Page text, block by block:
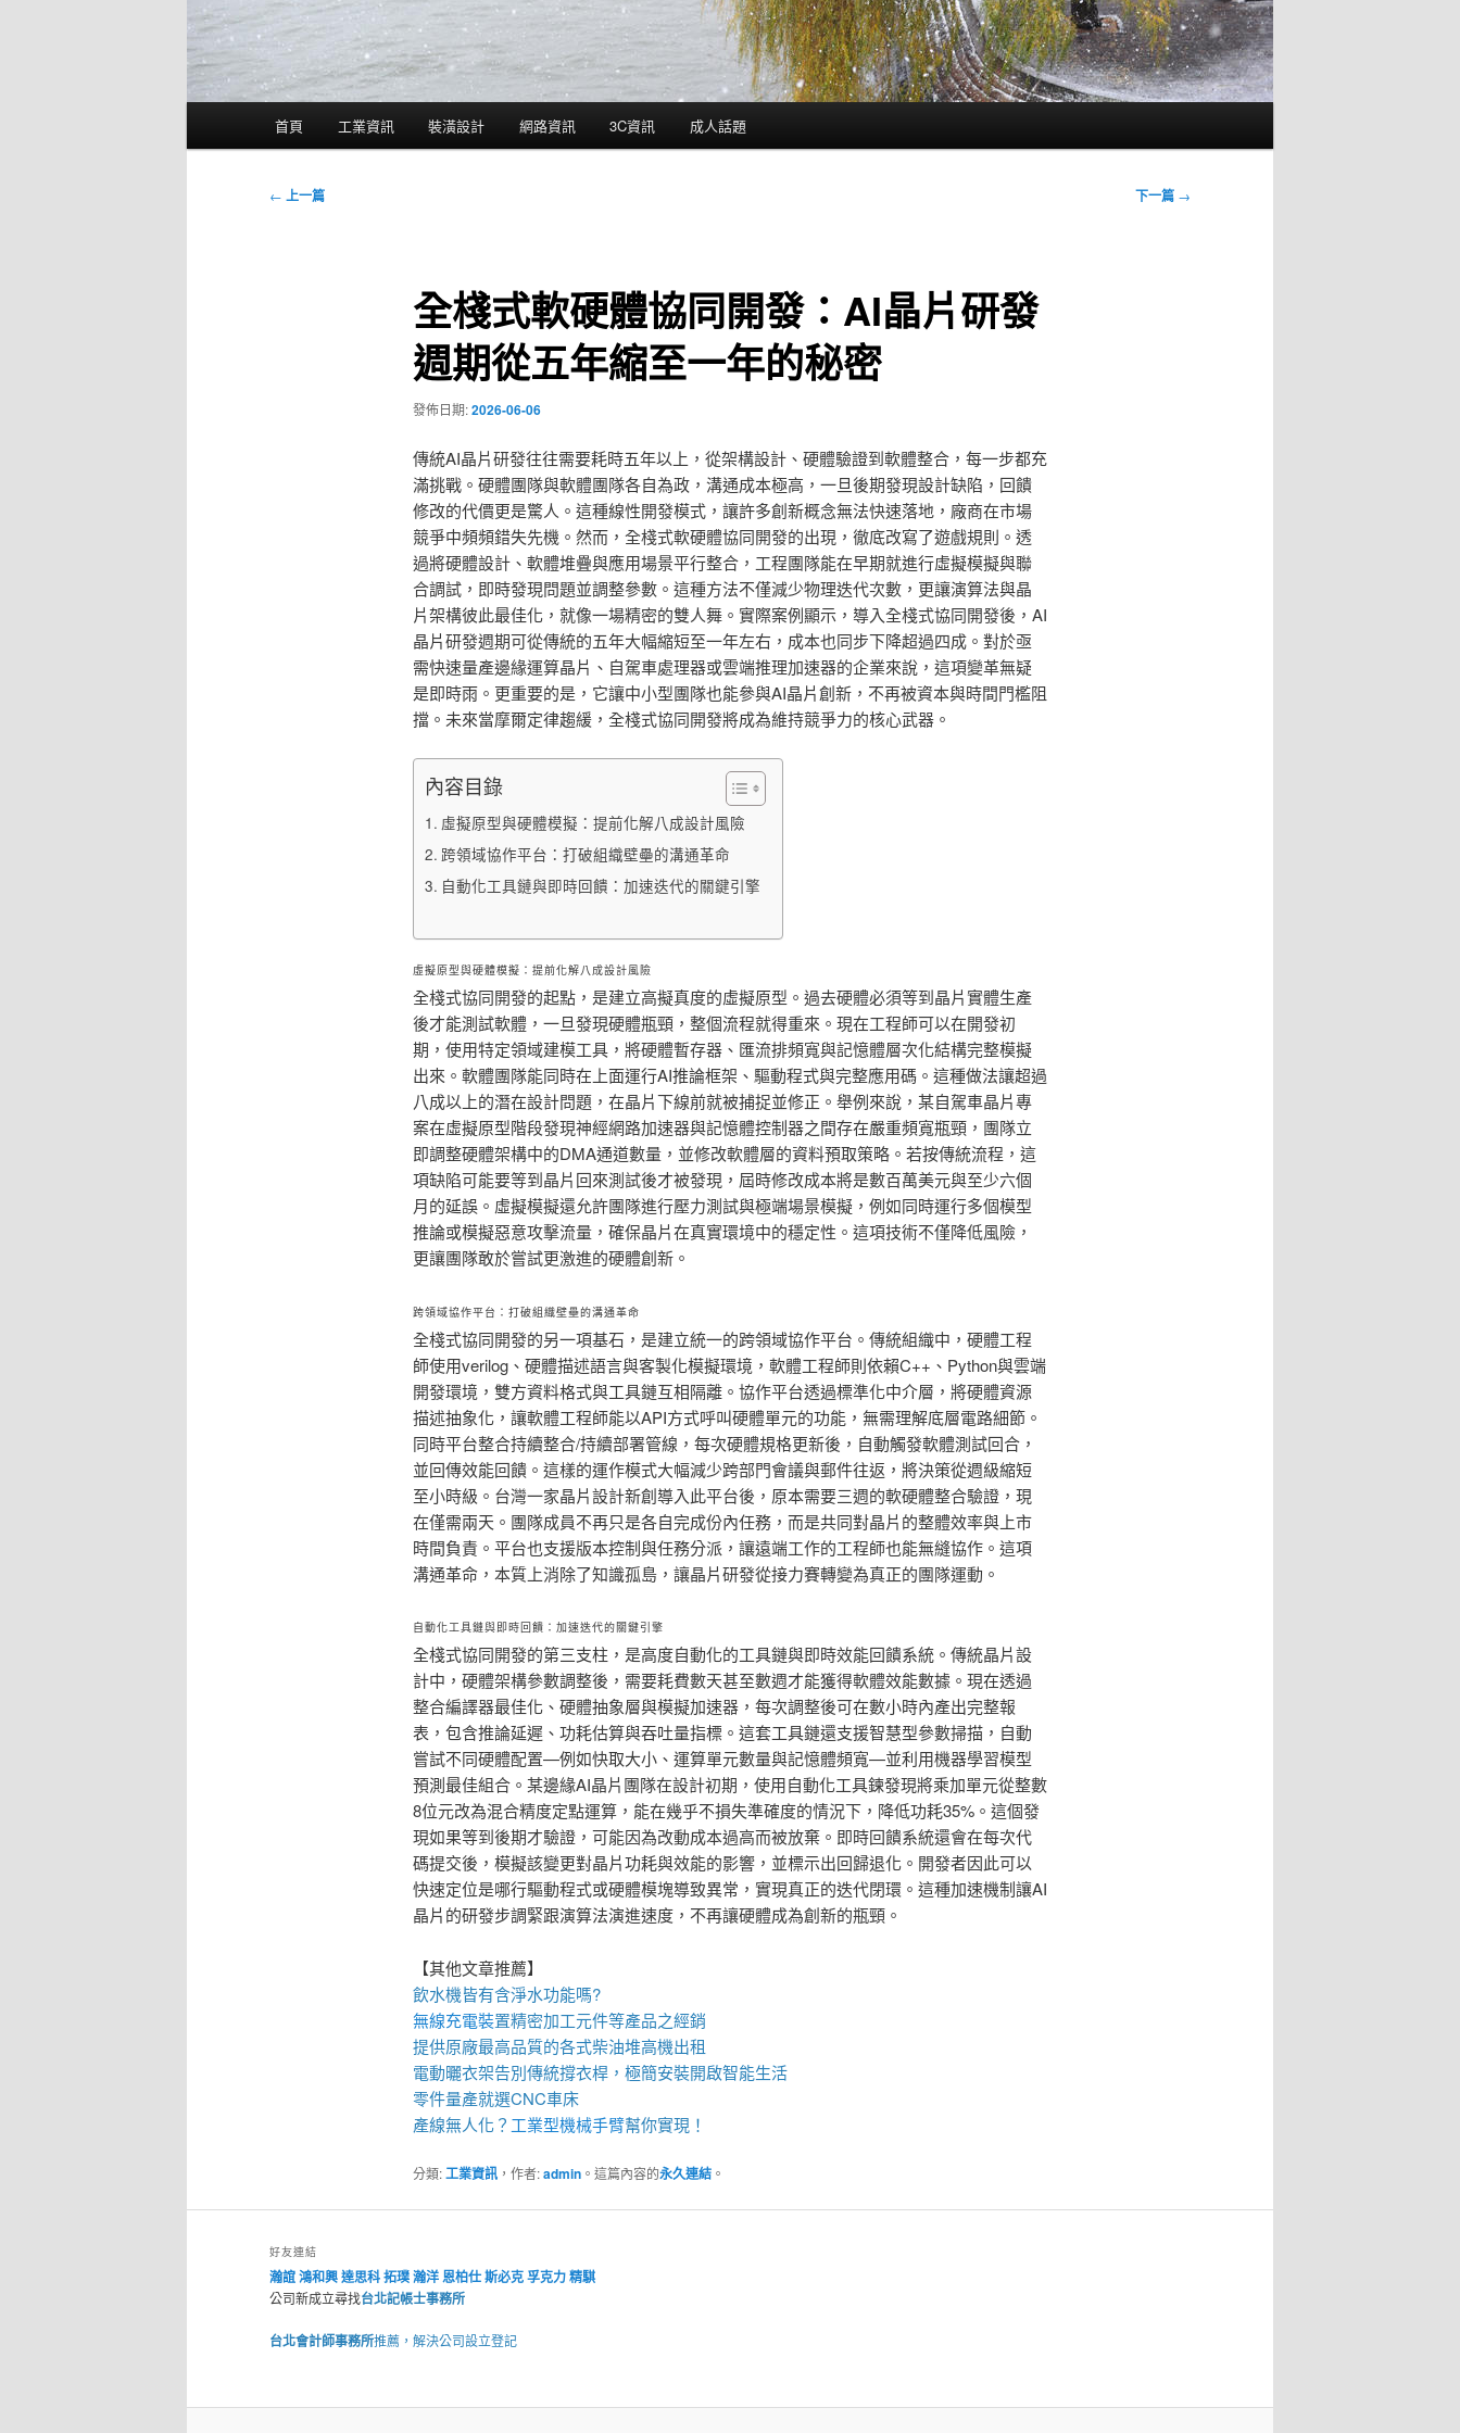
首頁 工業資訊 裝潢設計 網路資訊 3C資訊 成人話題
文
← 上一篇 下一篇 →
全棧式軟硬體協同開發：AI晶片研發
週期從五年縮至一年的秘密
發佈日期:2026-06-06
傳統AI晶片研發往往需要耗時五年以上，從架構設計、硬體驗證到軟體整合，每一步都充
滿挑戰。硬體團隊與軟體團隊各自為政，溝通成本極高，一旦後期發現設計缺陷，回饋
修改的代價更是驚人。這種線性開發模式，讓許多創新概念無法快速落地，廠商在市場
競爭中頻頻錯失先機。然而，全棧式軟硬體協同開發的出現，徹底改寫了遊戲規則。透
過將硬體設計、軟體堆疊與應用場景平行整合，工程團隊能在早期就進行虛擬模擬與聯
合調試，即時發現問題並調整參數。這種方法不僅減少物理迭代次數，更讓演算法與晶
片架構彼此最佳化，就像一場精密的雙人舞。實際案例顯示，導入全棧式協同開發後，AI
晶片研發週期可從傳統的五年大幅縮短至一年左右，成本也同步下降超過四成。對於亟
需快速量產邊緣運算晶片、自駕車處理器或雲端推理加速器的企業來說，這項變革無疑
是即時雨。更重要的是，它讓中小型團隊也能參與AI晶片創新，不再被資本與時間門檻阻
擋。未來當摩爾定律趨緩，全棧式協同開發將成為維持競爭力的核心武器。
內容目錄
虛擬原型與硬體模擬：提前化解八成設計風險
跨領域協作平台：打破組織壁壘的溝通革命
自動化工具鏈與即時回饋：加速迭代的關鍵引擎
虛擬原型與硬體模擬：提前化解八成設計風險
全棧式協同開發的起點，是建立高擬真度的虛擬原型。過去硬體必須等到晶片實體生產
後才能測試軟體，一旦發現硬體瓶頸，整個流程就得重來。現在工程師可以在開發初
期，使用特定領域建模工具，將硬體暫存器、匯流排頻寬與記憶體層次化結構完整模擬
出來。軟體團隊能同時在上面運行AI推論框架、驅動程式與完整應用碼。這種做法讓超過
八成以上的潛在設計問題，在晶片下線前就被捕捉並修正。舉例來說，某自駕車晶片專
案在虛擬原型階段發現神經網路加速器與記憶體控制器之間存在嚴重頻寬瓶頸，團隊立
即調整硬體架構中的DMA通道數量，並修改軟體層的資料預取策略。若按傳統流程，這
項缺陷可能要等到晶片回來測試後才被發現，屆時修改成本將是數百萬美元與至少六個
月的延誤。虛擬模擬還允許團隊進行壓力測試與極端場景模擬，例如同時運行多個模型
推論或模擬惡意攻擊流量，確保晶片在真實環境中的穩定性。這項技術不僅降低風險，
更讓團隊敢於嘗試更激進的硬體創新。
跨領域協作平台：打破組織壁壘的溝通革命
全棧式協同開發的另一項基石，是建立統一的跨領域協作平台。傳統組織中，硬體工程
師使用verilog、硬體描述語言與客製化模擬環境，軟體工程師則依賴C++、Python與雲端
開發環境，雙方資料格式與工具鏈互相隔離。協作平台透過標準化中介層，將硬體資源
描述抽象化，讓軟體工程師能以API方式呼叫硬體單元的功能，無需理解底層電路細節。
同時平台整合持續整合/持續部署管線，每次硬體規格更新後，自動觸發軟體測試回合，
並回傳效能回饋。這樣的運作模式大幅減少跨部門會議與郵件往返，將決策從週級縮短
至小時級。台灣一家晶片設計新創導入此平台後，原本需要三週的軟硬體整合驗證，現
在僅需兩天。團隊成員不再只是各自完成份內任務，而是共同對晶片的整體效率與上市
時間負責。平台也支援版本控制與任務分派，讓遠端工作的工程師也能無縫協作。這項
溝通革命，本質上消除了知識孤島，讓晶片研發從接力賽轉變為真正的團隊運動。
自動化工具鏈與即時回饋：加速迭代的關鍵引擎
全棧式協同開發的第三支柱，是高度自動化的工具鏈與即時效能回饋系統。傳統晶片設
計中，硬體架構參數調整後，需要耗費數天甚至數週才能獲得軟體效能數據。現在透過
整合編譯器最佳化、硬體抽象層與模擬加速器，每次調整後可在數小時內產出完整報
表，包含推論延遲、功耗估算與吞吐量指標。這套工具鏈還支援智慧型參數掃描，自動
嘗試不同硬體配置—例如快取大小、運算單元數量與記憶體頻寬—並利用機器學習模型
預測最佳組合。某邊緣AI晶片團隊在設計初期，使用自動化工具鍊發現將乘加單元從整數
8位元改為混合精度定點運算，能在幾乎不損失準確度的情況下，降低功耗35%。這個發
現如果等到後期才驗證，可能因為改動成本過高而被放棄。即時回饋系統還會在每次代
碼提交後，模擬該變更對晶片功耗與效能的影響，並標示出回歸退化。開發者因此可以
快速定位是哪行驅動程式或硬體模塊導致異常，實現真正的迭代閉環。這種加速機制讓AI
晶片的研發步調緊跟演算法演進速度，不再讓硬體成為創新的瓶頸。
【其他文章推薦】
飲水機皆有含淨水功能嗎?
無線充電裝置精密加工元件等產品之經銷
提供原廠最高品質的各式柴油堆高機出租
電動曬衣架告別傳統撐衣桿，極簡安裝開啟智能生活
零件量產就選CNC車床
產線無人化？ 工業型機械手臂幫你實現！
分類:工業資訊，作者:admin。這篇內容的永久連結。
好友連結
瀚誼鴻和興達思科拓璞瀚洋恩柏仕斯必克孚克力精騏
公司新成立尋找台北記帳士事務所
台北會計師事務所推薦，解決公司設立登記